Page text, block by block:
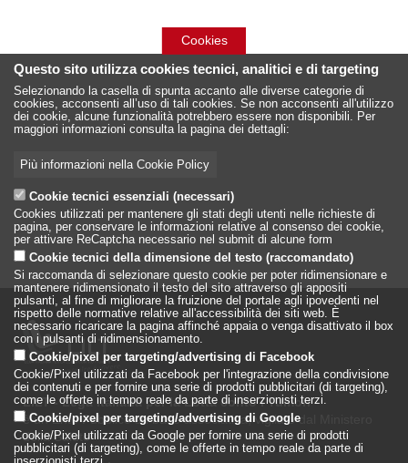
LILT - Lega Italiana per la Lotta conto i Tumori
è un Ente Pubblico su base associativa, vigilato dal Ministero
della Salute
Cookies
Questo sito utilizza cookies tecnici, analitici e di targeting
Selezionando la casella di spunta accanto alle diverse categorie di
cookies, acconsenti all’uso di tali cookies. Se non acconsenti all'utilizzo
dei cookie, alcune funzionalità potrebbero essere non disponibili. Per
maggiori informazioni consulta la pagina dei dettagli:
Più informazioni nella Cookie Policy
Cookie tecnici essenziali (necessari)
Cookies utilizzati per mantenere gli stati degli utenti nelle richieste di
pagina, per conservare le informazioni relative al consenso dei cookie,
per attivare ReCaptcha necessario nel submit di alcune form
Cookie tecnici della dimensione del testo (raccomandato)
Si raccomanda di selezionare questo cookie per poter ridimensionare e
mantenere ridimensionato il testo del sito attraverso gli appositi
pulsanti, al fine di migliorare la fruizione del portale agli ipovedenti nel
rispetto delle normative relative all'accessibilità dei siti web. È
necessario ricaricare la pagina affinché appaia o venga disattivato il box
con i pulsanti di ridimensionamento.
Cookie/pixel per targeting/advertising di Facebook
Cookie/Pixel utilizzati da Facebook per l'integrazione della condivisione
dei contenuti e per fornire una serie di prodotti pubblicitari (di targeting),
come le offerte in tempo reale da parte di inserzionisti terzi.
Cookie/pixel per targeting/advertising di Google
Cookie/Pixel utilizzati da Google per fornire una serie di prodotti
pubblicitari (di targeting), come le offerte in tempo reale da parte di